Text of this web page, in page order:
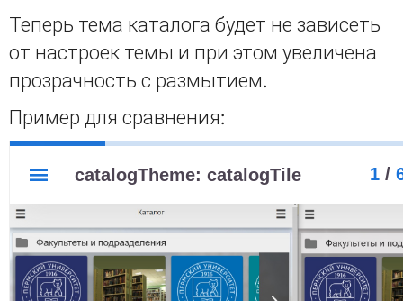
Теперь тема каталога будет не зависеть
от настроек темы и при этом увеличена
прозрачность с размытием.
Пример для сравнения: